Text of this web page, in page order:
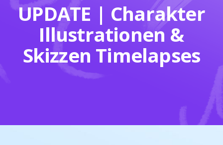
UPDATE | Charakter
Illustrationen &
Skizzen Timelapses